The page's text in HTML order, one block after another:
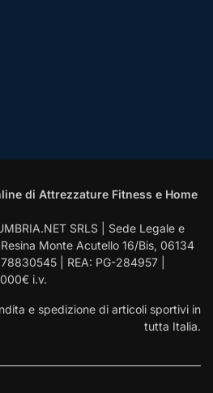
di Attrezzature Fitness e Home
SRLS | Sede Legale e
Monte Acutello 16/Bis, 06134
| REA: PG-284957 |
i.v.
e spedizione di articoli sportivi in
tutta Italia.